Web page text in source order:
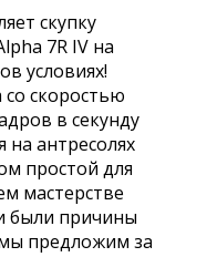
скупку
7R IV на
условиях!
скоростью
в секунду
на антресолях
простой для
мастерстве
были причины
предложим за